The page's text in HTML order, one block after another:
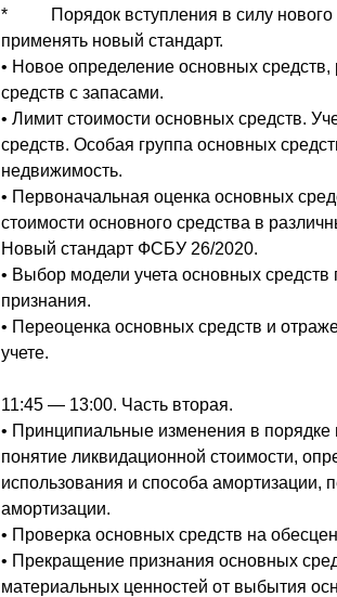
* Порядок вступления в силу нового
применять новый стандарт.
• Новое определение основных
средств с запасами.
• Лимит стоимости основных средств.
средств. Особая группа основных
недвижимость.
• Первоначальная оценка основных
стоимости основного средства в
Новый стандарт ФСБУ 26/2020.
• Выбор модели учета основных средств
признания.
• Переоценка основных средств и
учете.
11:45 — 13:00. Часть вторая.
• Принципиальные изменения в порядке
понятие ликвидационной стоимости,
использования и способа амортизации,
амортизации.
• Проверка основных средств на
• Прекращение признания основных
материальных ценностей от выбытия